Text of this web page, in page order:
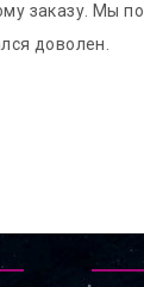
заказу. Мы
доволен.